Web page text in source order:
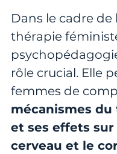
Dans le cadre de
thérapie
rôle crucial. Elle
femmes de
mécanismes du
et ses effets sur
cerveau et le